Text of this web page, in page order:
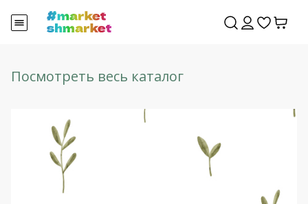
Посмотреть весь каталог